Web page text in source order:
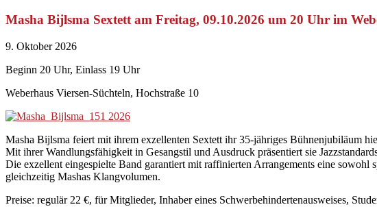
Masha Bijlsma Sextett am Freitag, 09.10.2026 um 20 Uhr im
9. Oktober 2026
Beginn 20 Uhr, Einlass 19 Uhr
Weberhaus Viersen-Süchteln, Hochstraße 10
Masha Bijlsma feiert mit ihrem exzellenten Sextett ihr 35-jähriges Bühnenjubiläum
Mit ihrer Wandlungsfähigkeit in Gesangstil und Ausdruck präsentiert sie
Die exzellent eingespielte Band garantiert mit raffinierten Arrangements eine sowohl
gleichzeitig Mashas Klangvolumen.
Preise: regulär 22 €, für Mitglieder, Inhaber eines Schwerbehindertenausweises,